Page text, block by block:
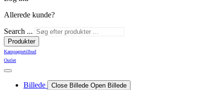
Allerede kunde?
Search ...
Produkter
Kampagnetilbud
Outlet
Billede Close Billede Open Billede